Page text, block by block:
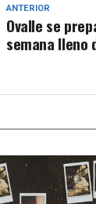
ANTERIOR
Ovalle se
semana lleno